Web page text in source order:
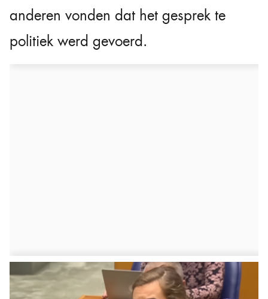
anderen vonden dat het gesprek te
politiek werd gevoerd.